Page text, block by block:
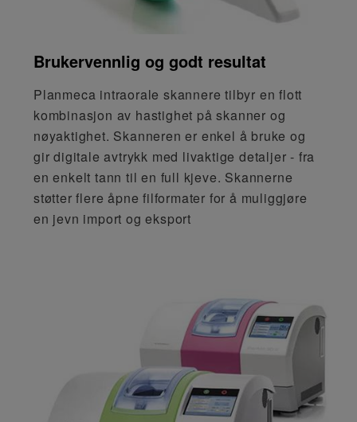
Brukervennlig og godt resultat
Planmeca intraorale skannere tilbyr en flott
kombinasjon av hastighet på skanner og
nøyaktighet. Skanneren er enkel å bruke og
gir digitale avtrykk med livaktige detaljer - fra
en enkelt tann til en full kjeve. Skannerne
støtter flere åpne filformater for å muliggjøre
en jevn import og eksport